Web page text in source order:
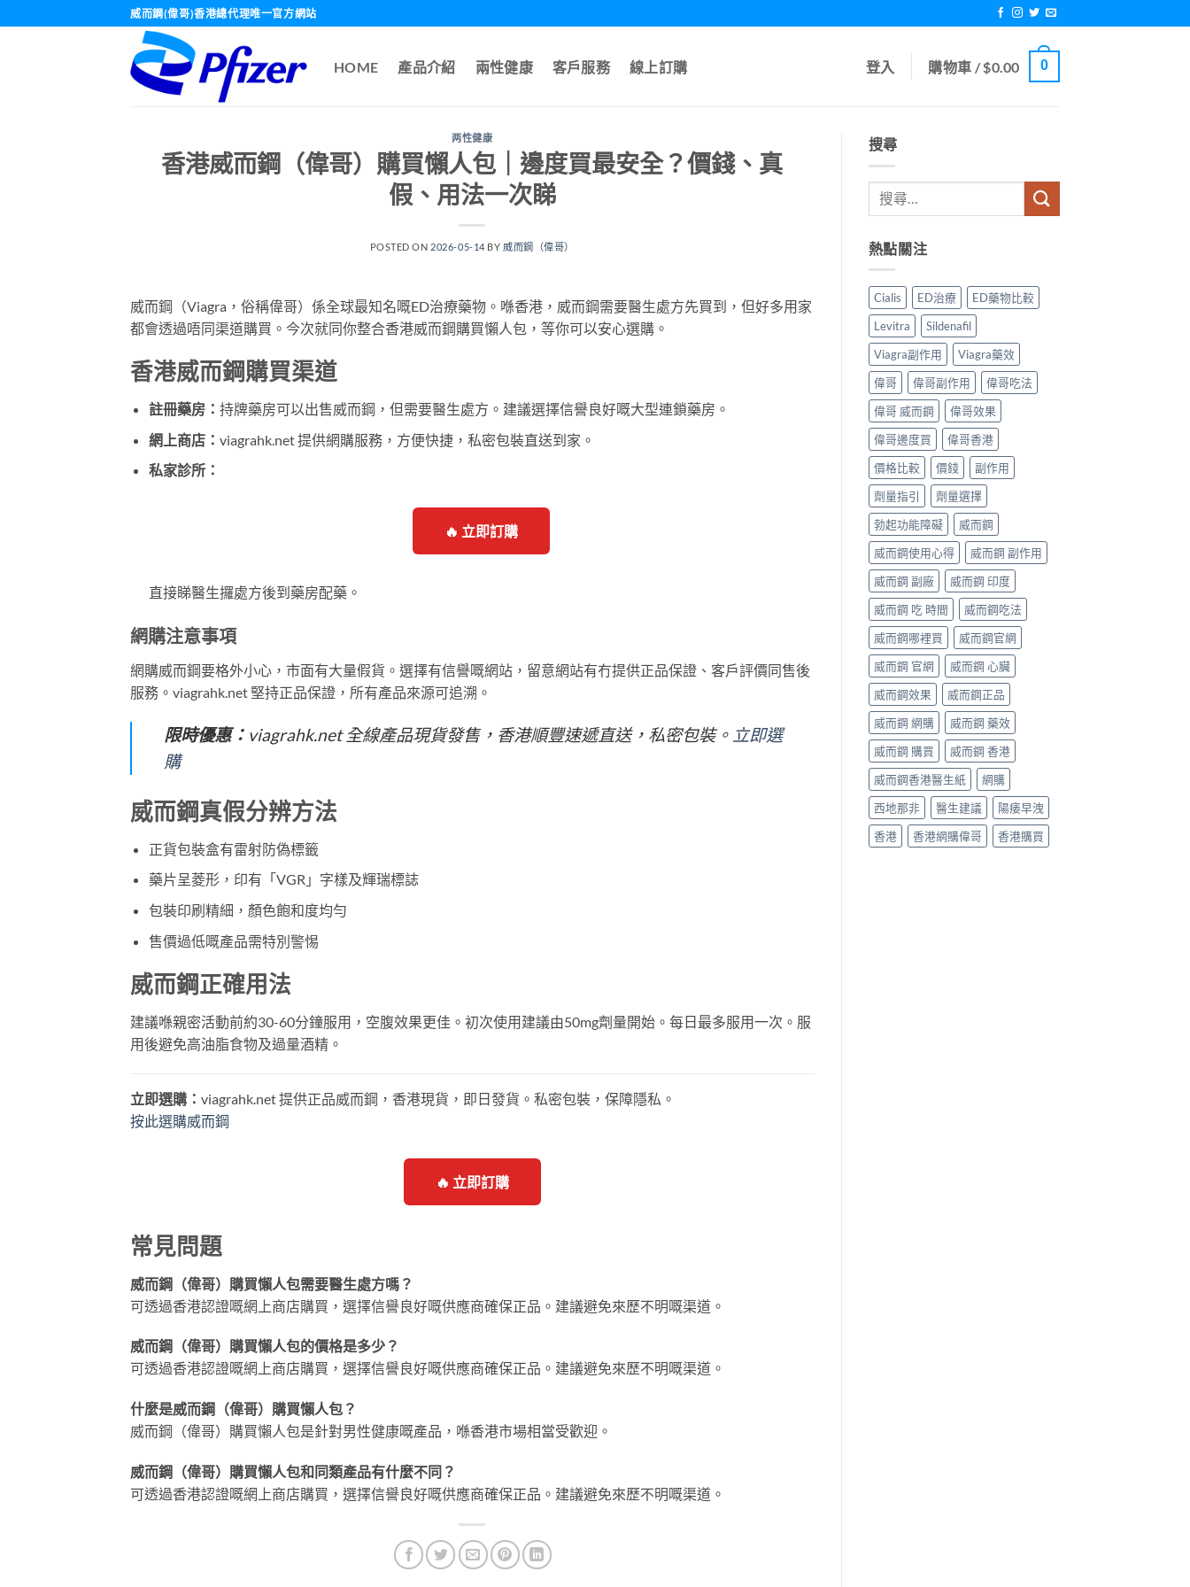
to
威而鋼(偉哥)香港總代理唯一官方網站
HOME 產品介紹 兩性健康 客戶服務 線上訂購 登入 購物車 /$0.00 0
两性健康
香港威而鋼（偉哥）購買懶人包｜邊度買最安全？價錢、真
假、用法一次睇
POSTED ON 2026-05-14 BY 威而鋼（偉哥）
威而鋼（Viagra，俗稱偉哥）係全球最知名嘅ED治療藥物。喺香港，威而鋼需要醫生處方先買到，但好多用家
都會透過唔同渠道購買。今次就同你整合香港威而鋼購買懶人包，等你可以安心選購。
香港威而鋼購買渠道
註冊藥房： 持牌藥房可以出售威而鋼，但需要醫生處方。建議選擇信譽良好嘅大型連鎖藥房。
網上商店： viagrahk.net 提供網購服務，方便快捷，私密包裝直送到家。
私家診所：
🔥 立即訂購
直接睇醫生攞處方後到藥房配藥。
網購注意事項
網購威而鋼要格外小心，市面有大量假貨。選擇有信譽嘅網站，留意網站有冇提供正品保證、客戶評價同售後
服務。viagrahk.net 堅持正品保證，所有產品來源可追溯。
限時優惠： viagrahk.net 全線產品現貨發售，香港順豐速遞直送，私密包裝。 立即選
購
威而鋼真假分辨方法
正貨包裝盒有雷射防偽標籤
藥片呈菱形，印有「VGR」字樣及輝瑞標誌
包裝印刷精細，顏色飽和度均勻
售價過低嘅產品需特別警惕
威而鋼正確用法
建議喺親密活動前約30-60分鐘服用，空腹效果更佳。初次使用建議由50mg劑量開始。每日最多服用一次。服
用後避免高油脂食物及過量酒精。
立即選購： viagrahk.net 提供正品威而鋼，香港現貨，即日發貨。私密包裝，保障隱私。
按此選購威而鋼
🔥 立即訂購
常見問題
威而鋼（偉哥）購買懶人包需要醫生處方嗎？
可透過香港認證嘅網上商店購買，選擇信譽良好嘅供應商確保正品。建議避免來歷不明嘅渠道。
威而鋼（偉哥）購買懶人包的價格是多少？
可透過香港認證嘅網上商店購買，選擇信譽良好嘅供應商確保正品。建議避免來歷不明嘅渠道。
什麼是威而鋼（偉哥）購買懶人包？
威而鋼（偉哥）購買懶人包是針對男性健康嘅產品，喺香港市場相當受歡迎。
威而鋼（偉哥）購買懶人包和同類產品有什麼不同？
可透過香港認證嘅網上商店購買，選擇信譽良好嘅供應商確保正品。建議避免來歷不明嘅渠道。
搜尋
熱點關注
Cialis ED治療
ED藥物比較
Levitra
Sildenafil
Viagra副作用
Viagra藥效
偉哥
偉哥副作用
偉哥吃法
偉哥 威而鋼
偉哥效果
偉哥邊度買
偉哥香港
價格比較
價錢
副作用
劑量指引
劑量選擇
勃起功能障礙
威而鋼
威而鋼使用心得
威而鋼 副作用
威而鋼 副廠
威而鋼 印度
威而鋼 吃 時間
威而鋼吃法
威而鋼哪裡買
威而鋼官網
威而鋼 官網
威而鋼 心臟
威而鋼效果
威而鋼正品
威而鋼 網購
威而鋼 藥效
威而鋼 購買
威而鋼 香港
威而鋼香港醫生紙
網購
西地那非
醫生建議
陽痿早洩
香港
香港網購偉哥 香港購買